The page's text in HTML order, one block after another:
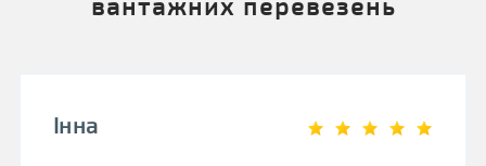
вантажних перевезень
Інна